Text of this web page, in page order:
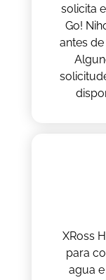
solicita
Go!
antes
XRoss
para
agua